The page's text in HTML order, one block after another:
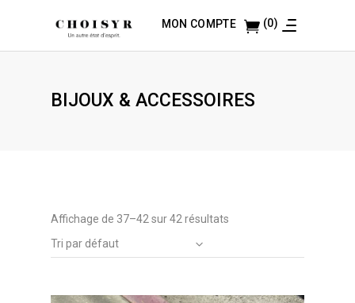
MON COMPTE (0)
BIJOUX & ACCESSOIRES
Affichage de 37–42 sur 42 résultats
Tri par défaut